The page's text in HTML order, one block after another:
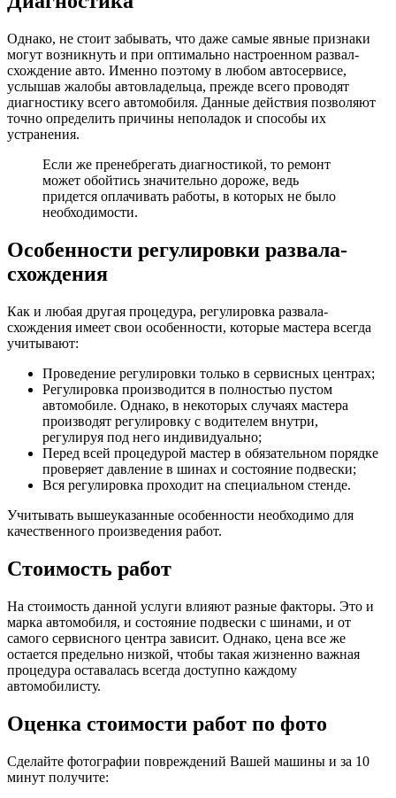
Однако, не стоит забывать, что даже самые явные признаки
могут возникнуть и при оптимально настроенном развал-
схождение авто. Именно поэтому в любом автосервисе,
услышав жалобы автовладельца, прежде всего проводят
диагностику всего автомобиля. Данные действия позволяют
точно определить причины неполадок и способы их
устранения.
Если же пренебрегать диагностикой, то ремонт
может обойтись значительно дороже, ведь
придется оплачивать работы, в которых не было
необходимости.
Особенности регулировки развала-
схождения
Как и любая другая процедура, регулировка развала-
схождения имеет свои особенности, которые мастера всегда
учитывают:
Проведение регулировки только в сервисных центрах;
Регулировка производится в полностью пустом
автомобиле. Однако, в некоторых случаях мастера
производят регулировку с водителем внутри,
регулируя под него индивидуально;
Перед всей процедурой мастер в обязательном порядке
проверяет давление в шинах и состояние подвески;
Вся регулировка проходит на специальном стенде.
Учитывать вышеуказанные особенности необходимо для
качественного произведения работ.
Стоимость работ
На стоимость данной услуги влияют разные факторы. Это и
марка автомобиля, и состояние подвески с шинами, и от
самого сервисного центра зависит. Однако, цена все же
остается предельно низкой, чтобы такая жизненно важная
процедура оставалась всегда доступно каждому
автомобилисту.
Оценка стоимости работ по фото
Сделайте фотографии повреждений Вашей машины и за 10
минут получите: